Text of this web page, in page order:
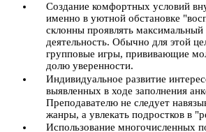
Создание комфортных условий
именно в уютной обстановке
склонны проявлять максимальный
деятельность. Обычно для этой
групповые игры, прививающие
долю уверенности.
Индивидуальное развитие
выявленных в ходе заполнения
Преподавателю не следует
жанры, а увлекать подростков в
Использование многочисленных